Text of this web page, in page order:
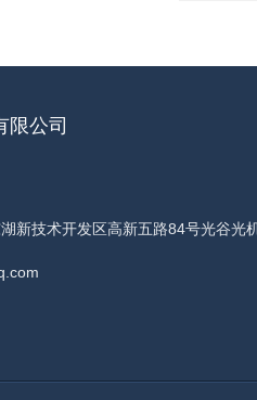
限公司
新技术开发区高新五路84号光谷光